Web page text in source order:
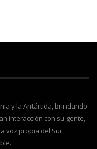
y la Antártida, brindando
interacción con su gente,
voz propia del Sur,